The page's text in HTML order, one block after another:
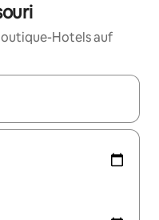
Hotels auf
navigiere mit den